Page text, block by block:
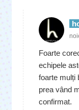
Foarte
echipele
foarte mulți
prea vând
confirmat.